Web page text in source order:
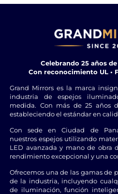
reducen el consumo
de energía y los
costes operativos. La
carcasa LED
especialmente
pérdida de luz y
maximiza los
lúmenes útiles.
Celebrando 25 años
Con reconocimiento UL •
Grand Mirrors es la marca
industria de espejos
medida. Con más de 25 años
estableciendo el estándar en
Con sede en Ciudad de
nuestros espejos utilizando
LED avanzada y mano de obra
rendimiento excepcional y una
Ofrecemos una de las gamas de
de la industria, incluyendo
de iluminación, función